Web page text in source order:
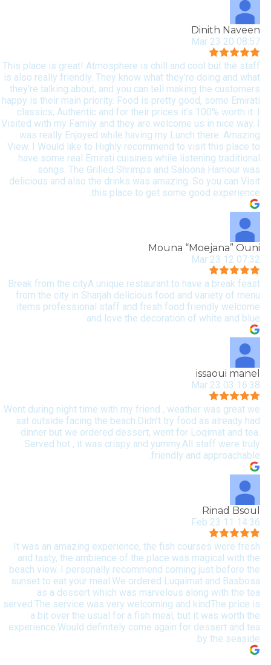
Dinith Naveen
08:57 20 Mar 23
This place is great! Atmosphere is chill and cool but the staff
is also really friendly. They know what they’re doing and what
they’re talking about, and you can tell making the customers
happy is their main priority. Food is pretty good, some Emirati
classics, Authentic and for their prices it’s 100% worth it. I
Visited with my Family and they are welcome us in nice way. I
was really Enjoyed while having my Lunch there. Amazing
View. I Would like to Highly recommend to visit this place to
have some real Emirati cuisines while listening traditional
songs. The Grilled Shrimps and Saloona Hamour was
delicious and also the drinks was amazing. So you can Visit
this place to get some good experience.
Mouna “Moejana” Ouni
07:32 12 Mar 23
Break from the cityA unique restaurant to have a break feast
from the city in Sharjah delicious food and variety of menu
items professional staff and fresh food friendly welcome
and love the decoration of white and blue
issaoui manel
16:38 03 Mar 23
Went during night time with my friend , weather was great we
sat outside facing the beach.Didn’t try food as already had
dinner but we ordered dessert, went for Loqimat and tea.
Served hot , it was crispy and yummy.All staff were truly
friendly and approachable.
Rinad Bsoul
14:36 11 Feb 23
It was an amazing experience, the fish courses were fresh
and tasty, the ambience of the place was magical with the
beach view. I personally recommend coming just before the
sunset to eat your meal.We ordered Luqaimat and Basbosa
as a dessert which was marvelous along with the tea
served.The service was very welcoming and kindThe price is
a bit over the usual for a fish meal, but it was worth the
experience.Would definitely come again for dessert and tea
by the seaside.